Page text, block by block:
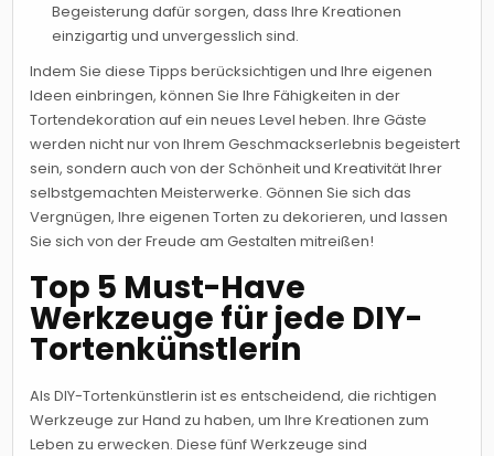
Begeisterung dafür sorgen, dass Ihre Kreationen
einzigartig und unvergesslich sind.
Indem Sie diese Tipps berücksichtigen und Ihre eigenen
Ideen einbringen, können Sie Ihre Fähigkeiten in der
Tortendekoration auf ein neues Level heben. Ihre Gäste
werden nicht nur von Ihrem Geschmackserlebnis begeistert
sein, sondern auch von der Schönheit und Kreativität Ihrer
selbstgemachten Meisterwerke. Gönnen Sie sich das
Vergnügen, Ihre eigenen Torten zu dekorieren, und lassen
Sie sich von der Freude am Gestalten mitreißen!
Top 5 Must-Have
Werkzeuge für jede DIY-
Tortenkünstlerin
Als DIY-Tortenkünstlerin ist es entscheidend, die richtigen
Werkzeuge zur Hand zu haben, um Ihre Kreationen zum
Leben zu erwecken. Diese fünf Werkzeuge sind